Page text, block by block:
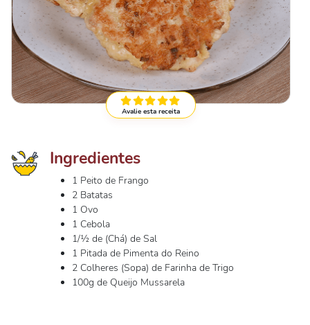
Avalie esta receita
Ingredientes
1 Peito de Frango
2 Batatas
1 Ovo
1 Cebola
1/½ de (Chá) de Sal
1 Pitada de Pimenta do Reino
2 Colheres (Sopa) de Farinha de Trigo
100g de Queijo Mussarela